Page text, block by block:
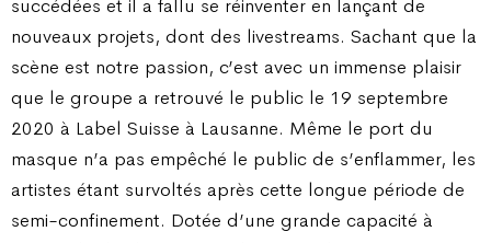
succédées et il a fallu se réinventer en lançant de
nouveaux projets, dont des livestreams. Sachant que la
scène est notre passion, c’est avec un immense plaisir
que le groupe a retrouvé le public le 19 septembre
2020 à Label Suisse à Lausanne. Même le port du
masque n’a pas empêché le public de s’enflammer, les
artistes étant survoltés après cette longue période de
semi-confinement. Dotée d’une grande capacité à